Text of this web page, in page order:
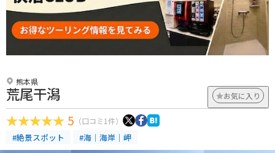
熊本県
荒尾干潟 お気に入り
5 （口コミ1件）
#絶景スポット #海｜海岸｜岬